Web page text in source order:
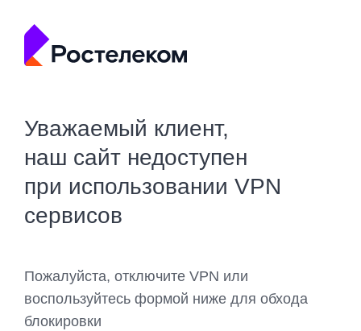
Уважаемый клиент,
наш сайт недоступен
при использовании VPN
сервисов
Пожалуйста, отключите VPN или
воспользуйтесь формой ниже для обхода
блокировки